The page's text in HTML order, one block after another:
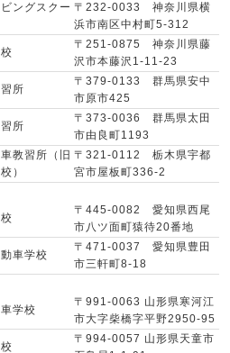
ングスクー 〒232-0033 神奈川県横
浜市南区中村町5-312
〒251-0875 神奈川県藤
沢市本藤沢1-11-23
所
〒379-0133 群馬県安中
市原市425
所
〒373-0036 群馬県太田
市由良町1193
教習所（旧
）
〒321-0112 栃木県宇都
宮市屋板町336-2
〒445-0082 愛知県西尾
市八ツ面町猿待20番地
車学校
〒471-0037 愛知県豊田
市三軒町8-18
学校
〒991-0063 山形県寒河江
市大字柴橋字平野2950-95
〒994-0057 山形県天童市